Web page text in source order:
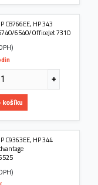
C8766EE, HP 343
6540/OfficeJet 7310
košíku
C9363EE, HP 344